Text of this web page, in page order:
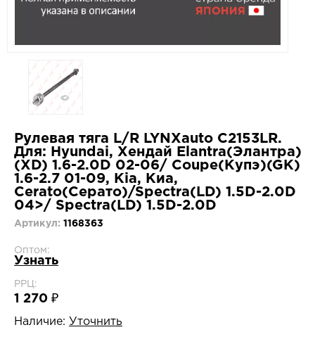
Рулевая тяга L/R LYNXauto C2153LR.
Для: Hyundai, Хендай Elantra(Элантра)
(XD) 1.6-2.0D 02-06/ Coupe(Купэ)(GK)
1.6-2.7 01-09, Kia, Киа,
Cerato(Серато)/Spectra(LD) 1.5D-2.0D
04>/ Spectra(LD) 1.5D-2.0D
Артикул: 1168363
Оптом:
Узнать
РРЦ:
1 270 ₽
Наличие: Уточнить